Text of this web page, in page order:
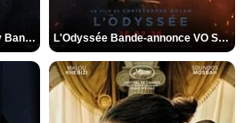
Spider-Man: Brand New Day Bande-annonce VO STFR L'Odyssée Bande-annonce VO STFR